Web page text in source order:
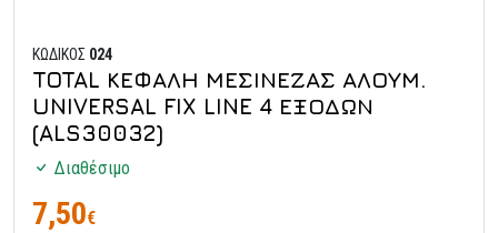
ΚΩΔΙΚΟΣ 024
TOTAL ΚΕΦΑΛΗ ΜΕΣΙΝΕΖΑΣ ΑΛΟΥΜ.
UNIVERSAL FIX LINE 4 ΕΞΟΔΩΝ
(ALS30032)
Διαθέσιμο
7,50€